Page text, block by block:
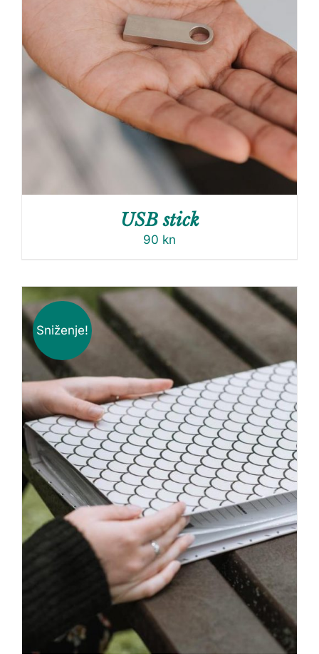
USB stick
90 kn
Sniženje!